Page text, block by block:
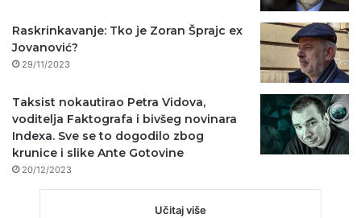
Raskrinkavanje: Tko je Zoran Šprajc ex
Jovanović?
29/11/2023
Taksist nokautirao Petra Vidova,
voditelja Faktografa i bivšeg novinara
Indexa. Sve se to dogodilo zbog
krunice i slike Ante Gotovine
20/12/2023
Učitaj više